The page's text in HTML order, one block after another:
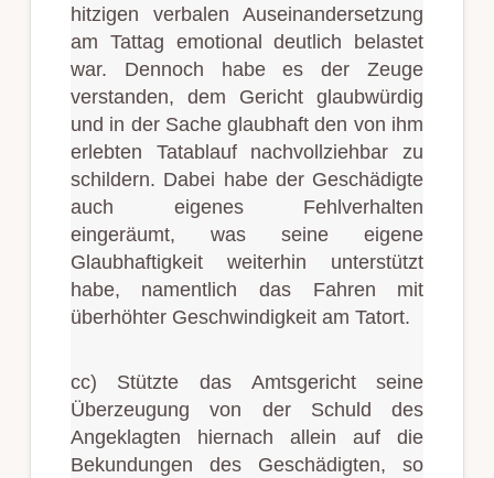
hitzigen verbalen Auseinandersetzung
am Tattag emotional deutlich belastet
war. Dennoch habe es der Zeuge
verstanden, dem Gericht glaubwürdig
und in der Sache glaubhaft den von ihm
erlebten Tatablauf nachvollziehbar zu
schildern. Dabei habe der Geschädigte
auch eigenes Fehlverhalten
eingeräumt, was seine eigene
Glaubhaftigkeit weiterhin unterstützt
habe, namentlich das Fahren mit
überhöhter Geschwindigkeit am Tatort.
cc) Stützte das Amtsgericht seine
Überzeugung von der Schuld des
Angeklagten hiernach allein auf die
Bekundungen des Geschädigten, so